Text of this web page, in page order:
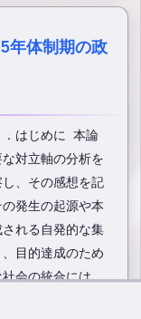
年体制期の政
．はじめに 本論
対立軸の分析を
、その感想を記
発生の起源や本
れる自発的な集
目的達成のため
会の統合には、
ての政党の果た